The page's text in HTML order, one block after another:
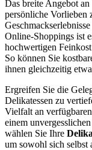
Das breite Angebot
persönliche Vorlieben
Online-Shoppings ist
hochwertigen
So können Sie
ihnen gleichzeitig
Ergreifen Sie die
Delikatessen zu
Vielfalt an
einem
wählen Sie Ihre
um sowohl sich selbst